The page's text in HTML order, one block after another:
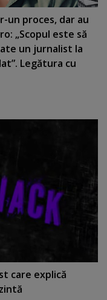
un proces, dar au
„Scopul este să
un jurnalist la
Legătura cu
care explică